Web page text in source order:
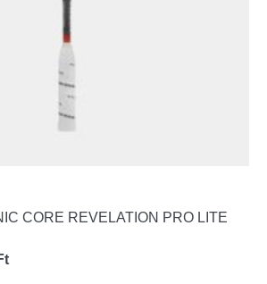
CORE REVELATION PRO LITE